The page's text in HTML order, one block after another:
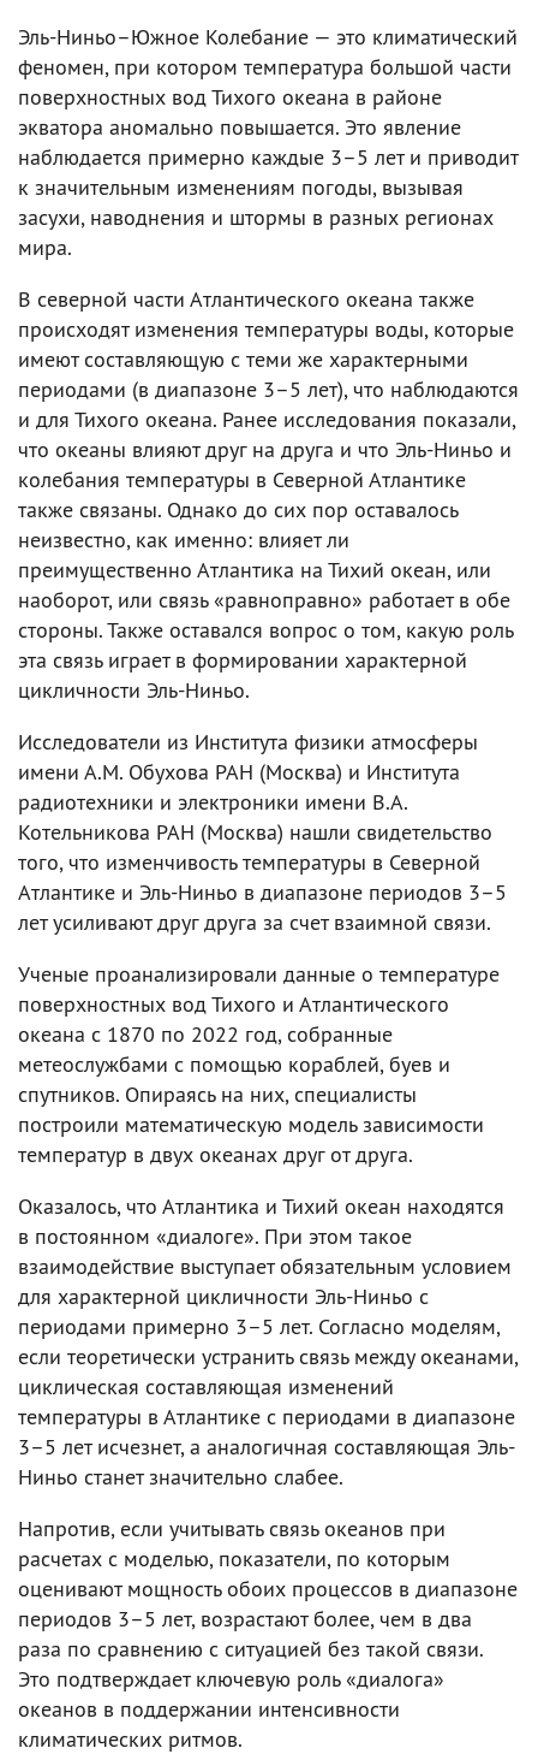
Эль-Ниньо–Южное Колебание — это климатический
феномен, при котором температура большой части
поверхностных вод Тихого океана в районе
экватора аномально повышается. Это явление
наблюдается примерно каждые 3–5 лет и приводит
к значительным изменениям погоды, вызывая
засухи, наводнения и штормы в разных регионах
мира.
В северной части Атлантического океана также
происходят изменения температуры воды, которые
имеют составляющую с теми же характерными
периодами (в диапазоне 3–5 лет), что наблюдаются
и для Тихого океана. Ранее исследования показали,
что океаны влияют друг на друга и что Эль-Ниньо и
колебания температуры в Северной Атлантике
также связаны. Однако до сих пор оставалось
неизвестно, как именно: влияет ли
преимущественно Атлантика на Тихий океан, или
наоборот, или связь «равноправно» работает в обе
стороны. Также оставался вопрос о том, какую роль
эта связь играет в формировании характерной
цикличности Эль-Ниньо.
Исследователи из Института физики атмосферы
имени А.М. Обухова РАН (Москва) и Института
радиотехники и электроники имени В.А.
Котельникова РАН (Москва) нашли свидетельство
того, что изменчивость температуры в Северной
Атлантике и Эль-Ниньо в диапазоне периодов 3–5
лет усиливают друг друга за счет взаимной связи.
Ученые проанализировали данные о температуре
поверхностных вод Тихого и Атлантического
океана с 1870 по 2022 год, собранные
метеослужбами с помощью кораблей, буев и
спутников. Опираясь на них, специалисты
построили математическую модель зависимости
температур в двух океанах друг от друга.
Оказалось, что Атлантика и Тихий океан находятся
в постоянном «диалоге». При этом такое
взаимодействие выступает обязательным условием
для характерной цикличности Эль-Ниньо с
периодами примерно 3–5 лет. Согласно моделям,
если теоретически устранить связь между океанами,
циклическая составляющая изменений
температуры в Атлантике с периодами в диапазоне
3–5 лет исчезнет, а аналогичная составляющая Эль-
Ниньо станет значительно слабее.
Напротив, если учитывать связь океанов при
расчетах с моделью, показатели, по которым
оценивают мощность обоих процессов в диапазоне
периодов 3–5 лет, возрастают более, чем в два
раза по сравнению с ситуацией без такой связи.
Это подтверждает ключевую роль «диалога»
океанов в поддержании интенсивности
климатических ритмов.